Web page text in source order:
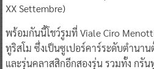
XX Settembre)
พร้อมกันนี้โชว์รูมที่ Viale Ciro
ทูริสโม ซึ่งเป็นซูเปอร์คาร์ระดับตำนา
และรุ่นคลาสสิกอีกสองรุ่น รวมทั้ง กรัน